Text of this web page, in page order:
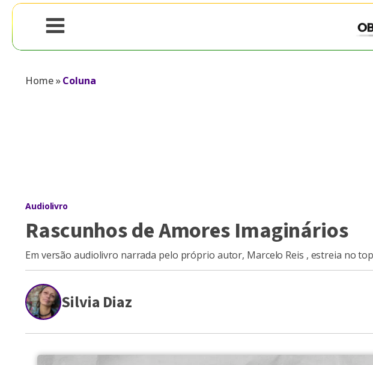
Home»Coluna
Audiolivro
Rascunhos de Amores Imaginários
Em versão audiolivro narrada pelo próprio autor, Marcelo Reis , estreia no
Silvia Diaz